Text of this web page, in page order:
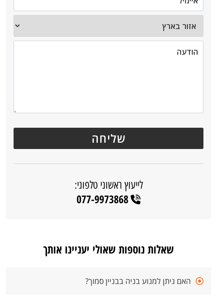
לייעוץ ראשוני טלפוני:
077-9973868
שאלות נוספות שאולי יעניינו אותך
האם ניתן למנוע בניה בבניין סמוך?